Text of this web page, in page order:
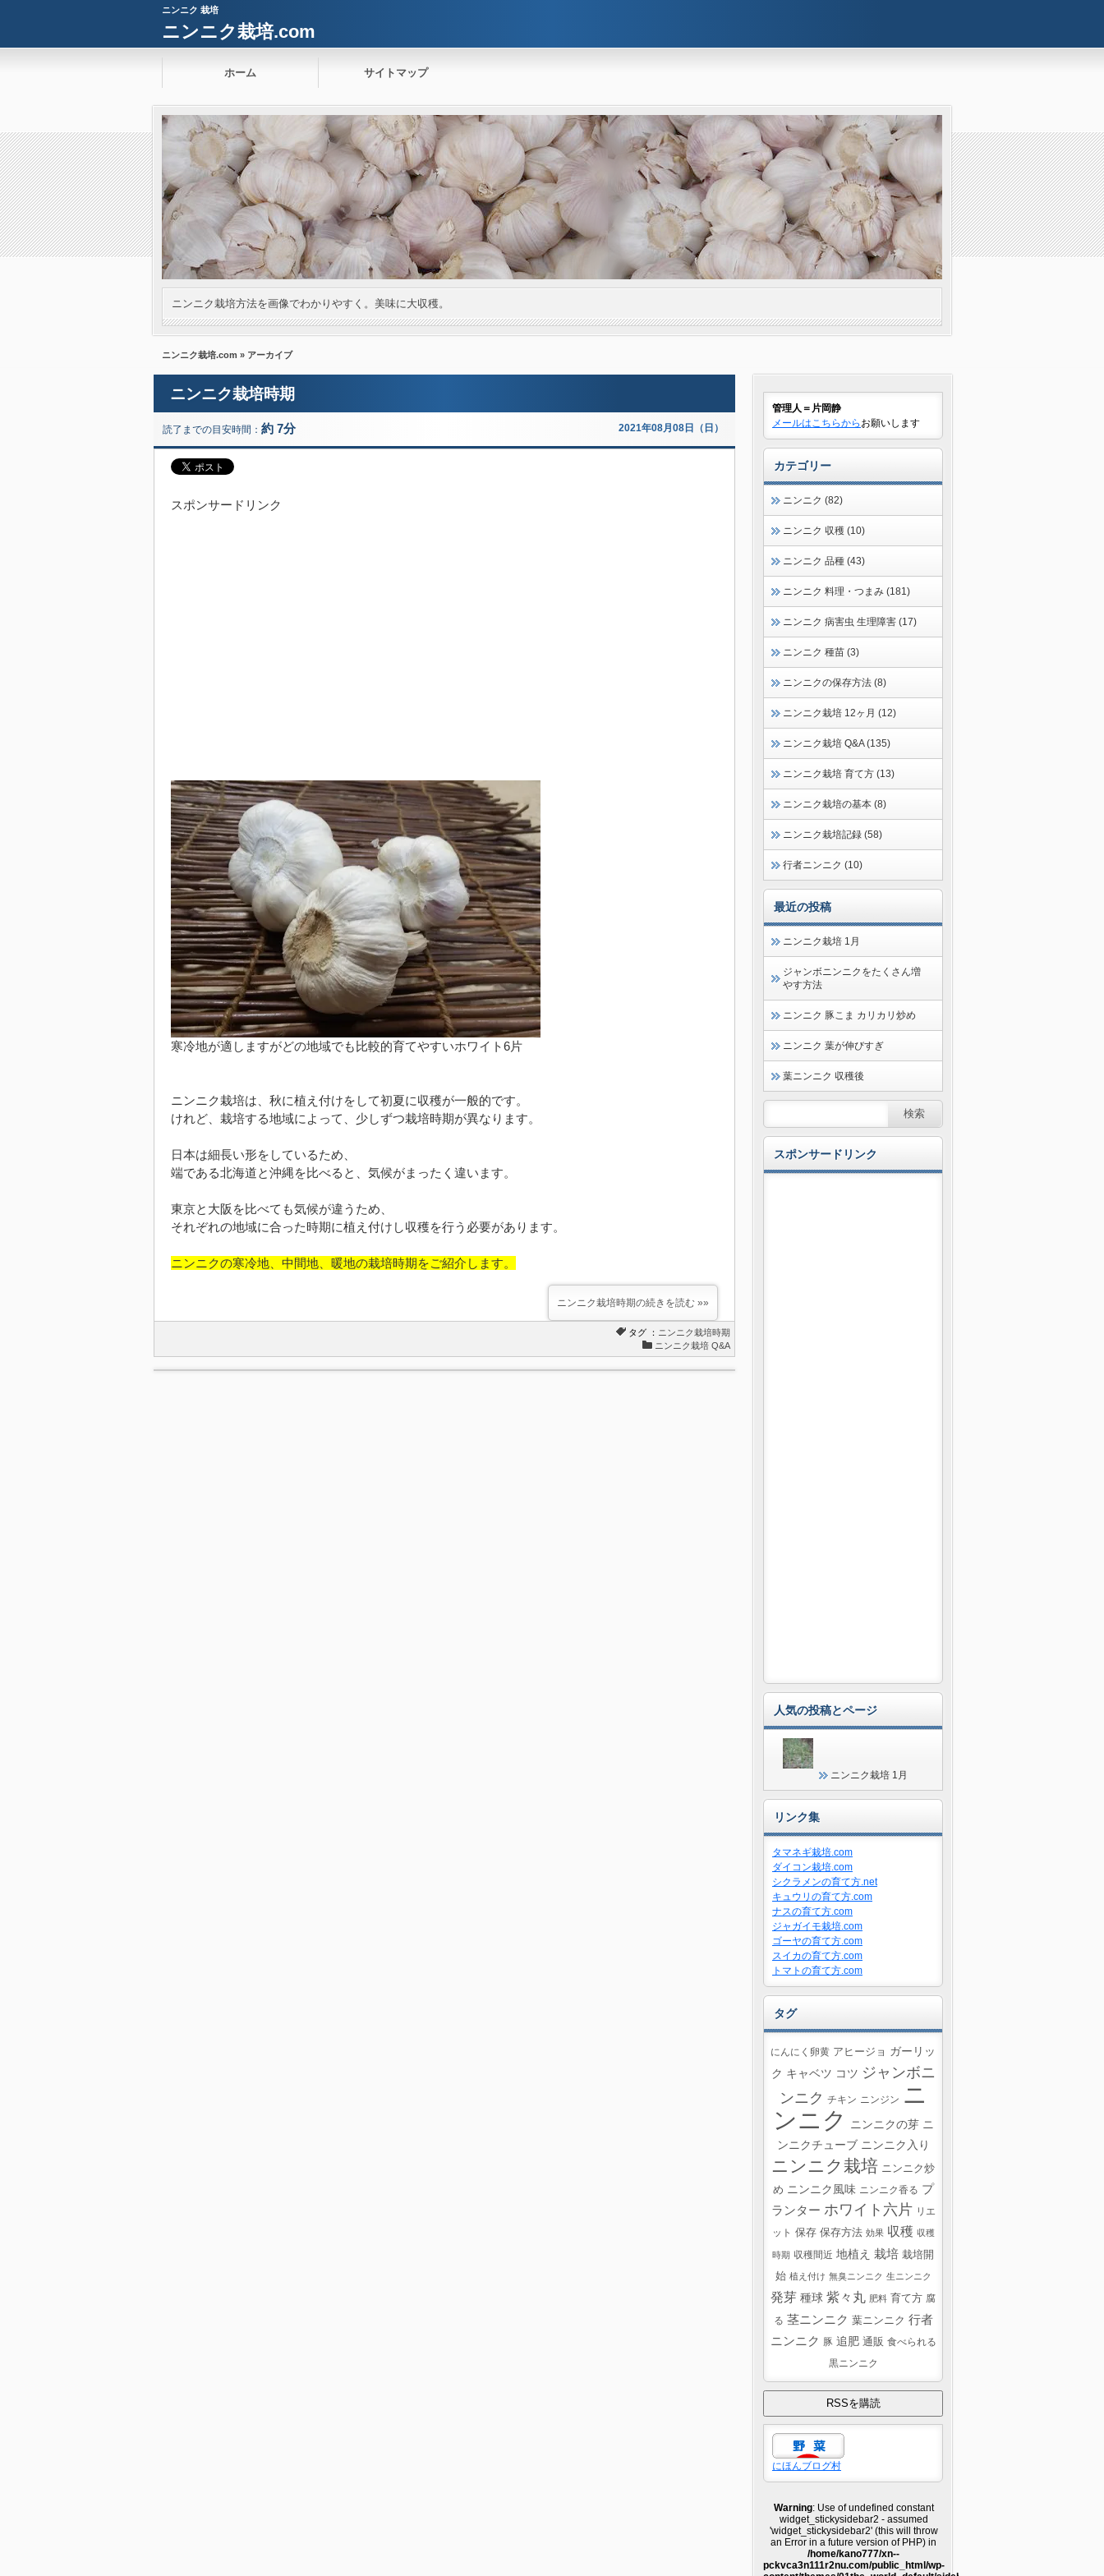
ニンニク 栽培
ニンニク栽培.com
ホーム サイトマップ
ニンニク栽培方法を画像でわかりやすく。美味に大収穫。
ニンニク栽培.com » アーカイブ
ニンニク栽培時期
読了までの目安時間： 約 7分 2021年08月08日（日）
スポンサードリンク
寒冷地が適しますがどの地域でも比較的育てやすいホワイト6片
ニンニク栽培は、秋に植え付けをして初夏に収穫が一般的です。
けれど、栽培する地域によって、少しずつ栽培時期が異なります。
日本は細長い形をしているため、
端である北海道と沖縄を比べると、気候がまったく違います。
東京と大阪を比べても気候が違うため、
それぞれの地域に合った時期に植え付けし収穫を行う必要があります。
ニンニクの寒冷地、中間地、暖地の栽培時期をご紹介します。
ニンニク栽培時期の続きを読む »»
タグ ： ニンニク栽培時期
ニンニク栽培 Q&A
管理人＝片岡静
メールはこちらから お願いします
カテゴリー
ニンニク (82)
ニンニク 収穫 (10)
ニンニク 品種 (43)
ニンニク 料理・つまみ (181)
ニンニク 病害虫 生理障害 (17)
ニンニク 種苗 (3)
ニンニクの保存方法 (8)
ニンニク栽培 12ヶ月 (12)
ニンニク栽培 Q&A (135)
ニンニク栽培 育て方 (13)
ニンニク栽培の基本 (8)
ニンニク栽培記録 (58)
行者ニンニク (10)
最近の投稿
ニンニク栽培 1月
ジャンボニンニクをたくさん増
やす方法
ニンニク 豚こま カリカリ炒め
ニンニク 葉が伸びすぎ
葉ニンニク 収穫後
スポンサードリンク
人気の投稿とページ
ニンニク栽培 1月
リンク集
タマネギ栽培.com
ダイコン栽培.com
シクラメンの育て方.net
キュウリの育て方.com
ナスの育て方.com
ジャガイモ栽培.com
ゴーヤの育て方.com
スイカの育て方.com
トマトの育て方.com
タグ
にんにく卵黄 アヒージョ ガーリッ
ク キャベツ コツ ジャンボニ
ンニク チキン ニンジン ニ
ンニク
ニンニクの芽 ニ
ンニクチューブ ニンニク入り
ニンニク栽培 ニンニク炒
め ニンニク風味 ニンニク香る プ
ランター ホワイト六片 リエ
ット 保存 保存方法 効果 収穫 収穫
時期 収穫間近 地植え 栽培 栽培開
始 植え付け 無臭ニンニク 生ニンニク
発芽 種球 紫々丸 肥料 育て方 腐
る 茎ニンニク 葉ニンニク 行者
ニンニク
豚 追肥 通販 食べられる
黒ニンニク
にほんブログ村
Warning: Use of undefined constant
widget_stickysidebar2 - assumed
'widget_stickysidebar2' (this will throw
an Error in a future version of PHP) in
/home/kano777/xn--
pckvca3n111r2nu.com/public_html/wp-